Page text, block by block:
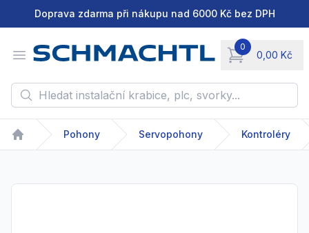
Doprava zdarma při nákupu nad 6000 Kč bez DPH
Open menu
0
0,00 Kč
items in cart,
Hledat instalační krabice, plc, svorky...
Home
Pohony Servopohony Kontroléry